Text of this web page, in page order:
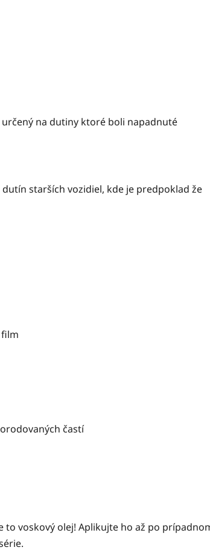
určený na dutiny ktoré boli napadnuté
starších vozidiel, kde je predpoklad že
častí
to voskový olej! Aplikujte ho až po